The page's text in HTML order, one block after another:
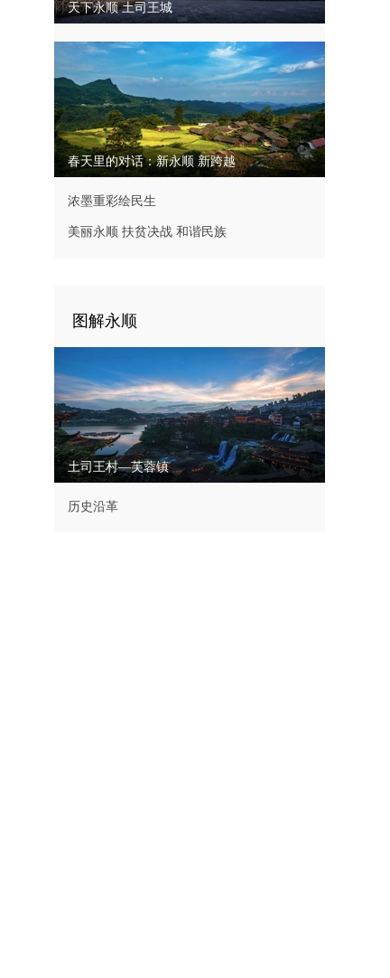
天下永顺 土司王城
春天里的对话：新永顺 新跨越
浓墨重彩绘民生
美丽永顺 扶贫决战 和谐民族
图解永顺
土司王村—芙蓉镇
历史沿革